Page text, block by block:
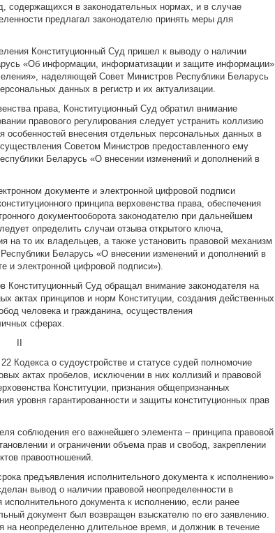
содержащихся в законодательных нормах, и в случае
предлагал законодателю принять меры для
Конституционный Суд пришел к выводу о наличии
«Об информации, информатизации и защите информации»
наделяющей Совет Министров Республики Беларусь
данных в регистр и их актуализации.
права, Конституционный Суд обратил внимание
правового регулирования следует устранить коллизию
особенностей внесения отдельных персональных данных в
Советом Министров предоставленного ему
Беларусь «О внесении изменений и дополнений в
документе и электронной цифровой подписи
принципа верховенства права, обеспечения
документооборота законодателю при дальнейшем
определить случаи отзыва открытого ключа,
на то их владельцев, а также установить правовой механизм
Беларусь «О внесении изменений и дополнений в
и электронной цифровой подписи»).
Конституционный Суд обращал внимание законодателя на
актах принципов и норм Конституции, создания действенных
человека и гражданина, осуществления
сферах.
Кодекса о судоустройстве и статусе судей полномочие
актах пробелов, исключении в них коллизий и правовой
Конституции, признания общепризнанных
уровня гарантированности и защиты конституционных прав
соблюдения его важнейшего элемента – принципа правовой
и ограничении объема прав и свобод, закреплении
правоотношений.
предъявления исполнительного документа к исполнению»
вывод о наличии правовой неопределенности в
документа к исполнению, если ранее
документ был возвращен взыскателю по его заявлению.
на неопределенно длительное время, и должник в течение